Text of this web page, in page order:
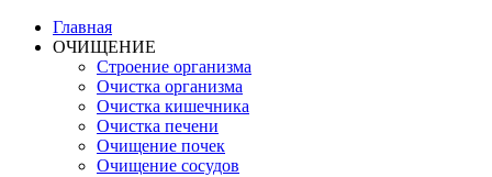
Главная
ОЧИЩЕНИЕ
Строение организма
Очистка организма
Очистка кишечника
Очистка печени
Очищение почек
Очищение сосудов